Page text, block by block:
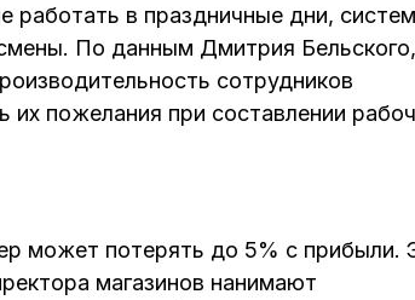
работать в праздничные дни,
По данным Дмитрия Бельского,
сотрудников
пожелания при составлении
может потерять до 5% с прибыли.
магазинов нанимают